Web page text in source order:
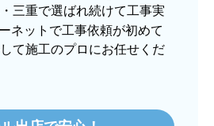
ヒーター・ストーブ 【注
月頃（モバイルから）
んだ理由は？】
三重で選ばれ続けて工事実
ネットで工事依頼が初めて
て施工のプロにお任せくだ